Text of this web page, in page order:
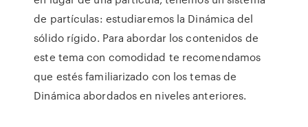
de partículas: estudiaremos la Dinámica del
sólido rígido. Para abordar los contenidos de
este tema con comodidad te recomendamos
que estés familiarizado con los temas de
Dinámica abordados en niveles anteriores.